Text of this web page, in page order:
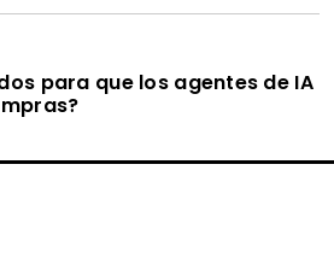
para que los agentes de IA